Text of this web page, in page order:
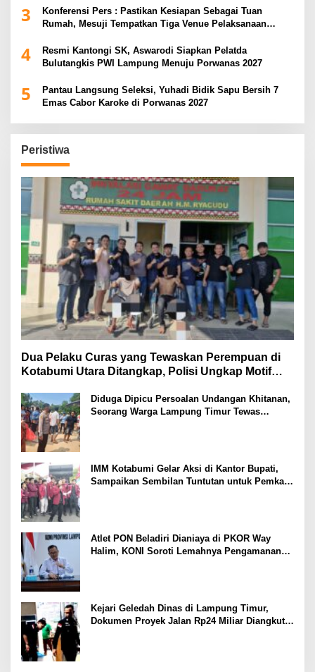
3
Konferensi Pers : Pastikan Kesiapan Sebagai Tuan
Rumah, Mesuji Tempatkan Tiga Venue Pelaksanaan
4
Resmi Kantongi SK, Aswarodi Siapkan Pelatda
Bulutangkis PWI Lampung Menuju Porwanas 2027
5
Pantau Langsung Seleksi, Yuhadi Bidik Sapu Bersih 7
Emas Cabor Karoke di Porwanas 2027
Peristiwa
Dua Pelaku Curas yang Tewaskan Perempuan di
Kotabumi Utara Ditangkap, Polisi Ungkap Motif
Diduga Dipicu Persoalan Undangan Khitanan,
Seorang Warga Lampung Timur Tewas
IMM Kotabumi Gelar Aksi di Kantor Bupati,
Sampaikan Sembilan Tuntutan untuk Pemkab
Atlet PON Beladiri Dianiaya di PKOR Way
Halim, KONI Soroti Lemahnya Pengamanan
Kejari Geledah Dinas di Lampung Timur,
Dokumen Proyek Jalan Rp24 Miliar Diangkut